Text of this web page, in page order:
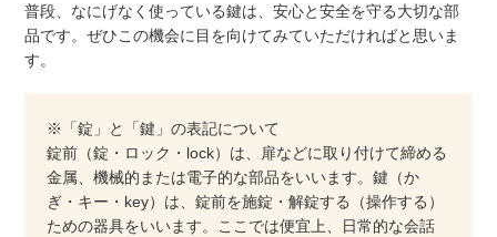
普段、なにげなく使っている鍵は、安心と安全を守る大切な部
品です。ぜひこの機会に目を向けてみていただければと思いま
す。
※「錠」と「鍵」の表記について
錠前（錠・ロック・lock）は、扉などに取り付けて締める
金属、機械的または電子的な部品をいいます。鍵（か
ぎ・キー・key）は、錠前を施錠・解錠する（操作する）
ための器具をいいます。ここでは便宜上、日常的な会話